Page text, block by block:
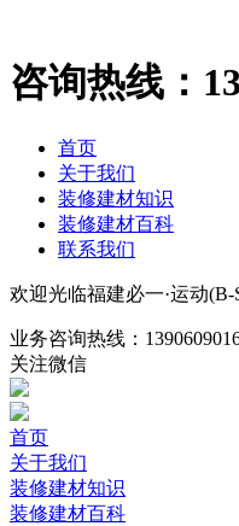
咨询热线：
首页
关于我们
装修建材知识
装修建材百科
联系我们
欢迎光临福建必一·运动
业务咨询热线：
关注微信
首页
关于我们
装修建材知识
装修建材百科